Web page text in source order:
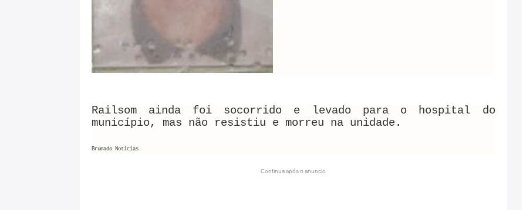
Railsom ainda foi socorrido e levado para o hospital do
município, mas não resistiu e morreu na unidade.
Brumado Notícias
Continua após o anuncio